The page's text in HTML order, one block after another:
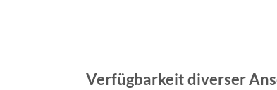
Verfügbarkeit diverser